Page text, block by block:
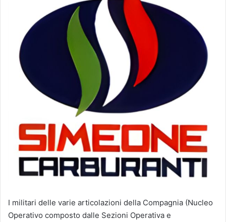
I militari delle varie articolazioni della Compagnia (Nucleo
Operativo composto dalle Sezioni Operativa e